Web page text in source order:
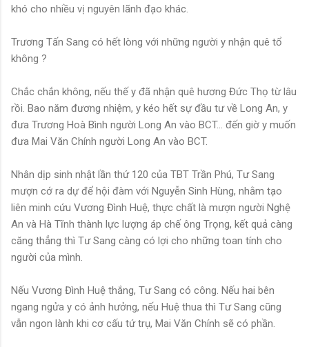
khó cho nhiều vị nguyên lãnh đạo khác.
Trương Tấn Sang có hết lòng với những người y nhận quê tổ
không ?
Chắc chắn không, nếu thế y đã nhận quê hương Đức Thọ từ lâu
rồi. Bao năm đương nhiệm, y kéo hết sự đầu tư về Long An, y
đưa Trương Hoà Bình người Long An vào BCT... đến giờ y muốn
đưa Mai Văn Chính người Long An vào BCT.
Nhân dịp sinh nhật lần thứ 120 của TBT Trần Phú, Tư Sang
mượn cớ ra dự để hội đàm với Nguyễn Sinh Hùng, nhằm tạo
liên minh cứu Vương Đình Huệ, thực chất là mượn người Nghệ
An và Hà Tĩnh thành lực lượng áp chế ông Trọng, kết quả càng
căng thẳng thì Tư Sang càng có lợi cho những toan tính cho
người của mình.
Nếu Vương Đình Huệ thắng, Tư Sang có công. Nếu hai bên
ngang ngửa y có ảnh hưởng, nếu Huệ thua thì Tư Sang cũng
vẫn ngon lành khi cơ cấu tứ trụ, Mai Văn Chính sẽ có phần.